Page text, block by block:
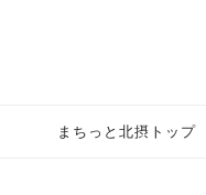
まちっと北摂トップ